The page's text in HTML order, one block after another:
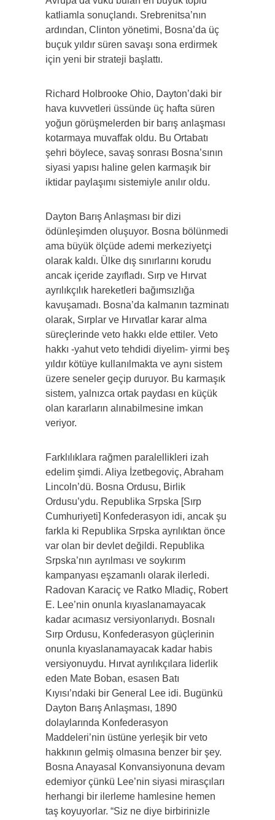
katliamla sonuçlandı. Srebrenitsa’nın
ardından, Clinton yönetimi, Bosna’da üç
buçuk yıldır süren savaşı sona erdirmek
için yeni bir strateji başlattı.
Richard Holbrooke Ohio, Dayton’daki bir
hava kuvvetleri üssünde üç hafta süren
yoğun görüşmelerden bir barış anlaşması
kotarmaya muvaffak oldu. Bu Ortabatı
şehri böylece, savaş sonrası Bosna’sının
siyasi yapısı haline gelen karmaşık bir
iktidar paylaşımı sistemiyle anılır oldu.
Dayton Barış Anlaşması bir dizi
ödünleşimden oluşuyor. Bosna bölünmedi
ama büyük ölçüde ademi merkeziyetçi
olarak kaldı. Ülke dış sınırlarını korudu
ancak içeride zayıfladı. Sırp ve Hırvat
ayrılıkçılık hareketleri bağımsızlığa
kavuşamadı. Bosna’da kalmanın tazminatı
olarak, Sırplar ve Hırvatlar karar alma
süreçlerinde veto hakkı elde ettiler. Veto
hakkı -yahut veto tehdidi diyelim- yirmi beş
yıldır kötüye kullanılmakta ve aynı sistem
üzere seneler geçip duruyor. Bu karmaşık
sistem, yalnızca ortak paydası en küçük
olan kararların alınabilmesine imkan
veriyor.
Farklılıklara rağmen paralellikleri izah
edelim şimdi. Aliya İzetbegoviç, Abraham
Lincoln’dü. Bosna Ordusu, Birlik
Ordusu’ydu. Republika Srpska [Sırp
Cumhuriyeti] Konfederasyon idi, ancak şu
farkla ki Republika Srpska ayrılıktan önce
var olan bir devlet değildi. Republika
Srpska’nın ayrılması ve soykırım
kampanyası eşzamanlı olarak ilerledi.
Radovan Karaciç ve Ratko Mladiç, Robert
E. Lee’nin onunla kıyaslanamayacak
kadar acımasız versiyonlarıydı. Bosnalı
Sırp Ordusu, Konfederasyon güçlerinin
onunla kıyaslanamayacak kadar habis
versiyonuydu. Hırvat ayrılıkçılara liderlik
eden Mate Boban, esasen Batı
Kıyısı’ndaki bir General Lee idi. Bugünkü
Dayton Barış Anlaşması, 1890
dolaylarında Konfederasyon
Maddeleri’nin üstüne yerleşik bir veto
hakkının gelmiş olmasına benzer bir şey.
Bosna Anayasal Konvansiyonuna devam
edemiyor çünkü Lee’nin siyasi mirasçıları
herhangi bir ilerleme hamlesine hemen
taş koyuyorlar. “Siz ne diye birbirinizle